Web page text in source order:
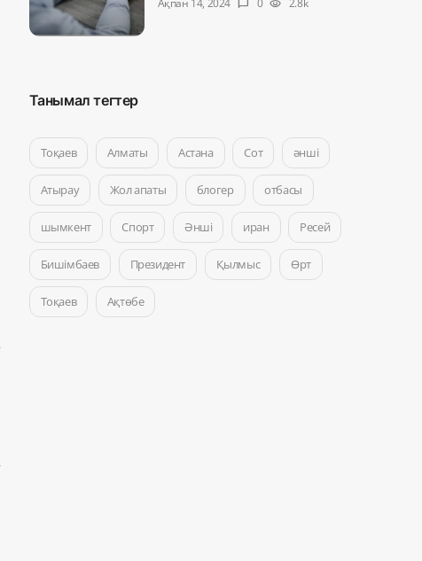
chat_bubble 0 visibility 2.8k
Танымал тегтер
Тоқаев Алматы Астана Сот әнші
Атырау Жол апаты блогер отбасы
шымкент Спорт Әнші иран Ресей
Бишімбаев Президент Қылмыс Өрт
Тоқаев Ақтөбе